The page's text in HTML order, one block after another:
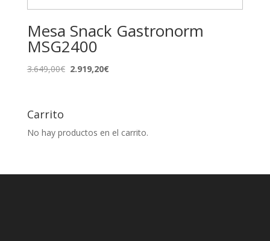
Mesa Snack Gastronorm
MSG2400
3.649,00€El2.919,20€El
Carrito
No hay productos en el carrito.